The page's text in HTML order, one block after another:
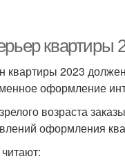
квартиры
квартиры 2023
оформление
возраста
оформления